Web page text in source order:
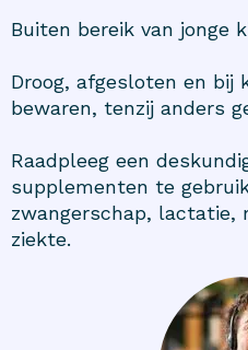
Buiten bereik van jonge
Droog, afgesloten en bij
bewaren, tenzij anders
Raadpleeg een
supplementen te
zwangerschap, lactatie,
ziekte.